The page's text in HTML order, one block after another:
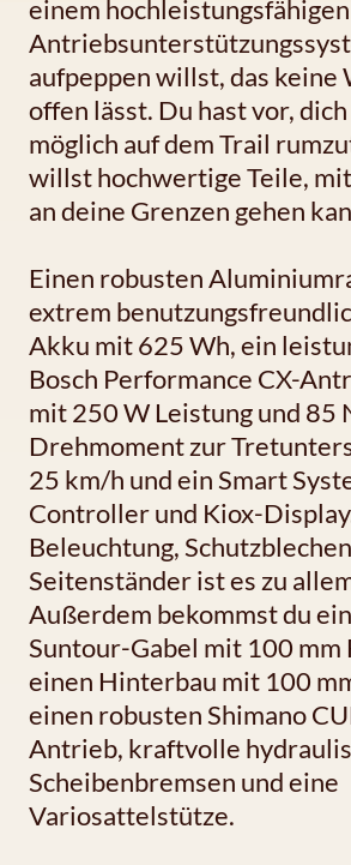
einem hochleistungsfähigen
aufpeppen willst, das keine
offen lässt. Du hast vor,
möglich auf dem Trail
willst hochwertige Teile,
an deine Grenzen gehen
Einen robusten
extrem
Akku mit 625 Wh, ein
Bosch Performance CX-
mit 250 W Leistung und 85
Drehmoment zur
25 km/h und ein Smart
Controller und Kiox-
Beleuchtung,
Seitenständer ist es zu
Außerdem bekommst du
Suntour-Gabel mit 100 mm
einen Hinterbau mit 100
einen robusten Shimano
Antrieb, kraftvolle
Scheibenbremsen und eine
Variosattelstütze.